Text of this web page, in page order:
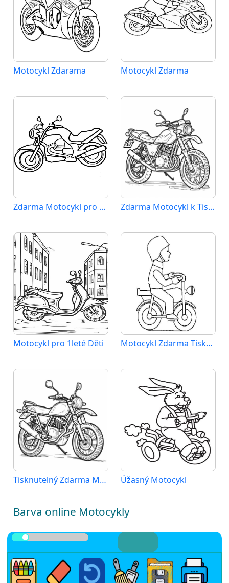
Motocykl Zdarama Motocykl Zdarma
Zdarma Motocykl pro Malé Děti Zdarma Motocykl k Tisku pro Děti
Motocykl pro 1leté Děti Motocykl Zdarma Tisknutelný
Tisknutelný Zdarma Motocykl Úžasný Motocykl
Barva online Motocykly